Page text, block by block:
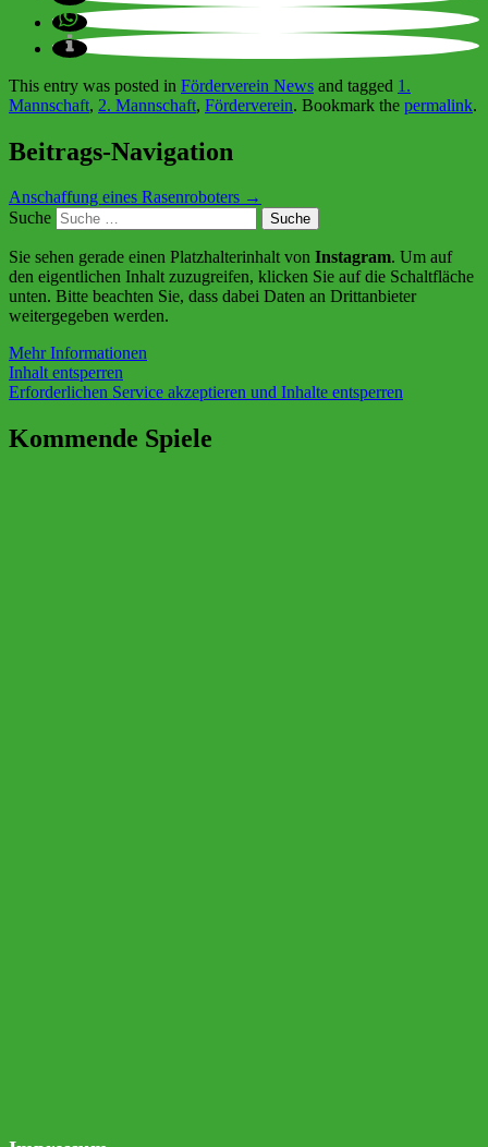
This entry was posted in Förderverein News and tagged 1.
Mannschaft, 2. Mannschaft, Förderverein. Bookmark the permalink.
Beitrags-Navigation
Anschaffung eines Rasenroboters →
Suche
Sie sehen gerade einen Platzhalterinhalt von Instagram. Um auf
den eigentlichen Inhalt zuzugreifen, klicken Sie auf die Schaltfläche
unten. Bitte beachten Sie, dass dabei Daten an Drittanbieter
weitergegeben werden.
Mehr Informationen
Inhalt entsperren
Erforderlichen Service akzeptieren und Inhalte entsperren
Kommende Spiele